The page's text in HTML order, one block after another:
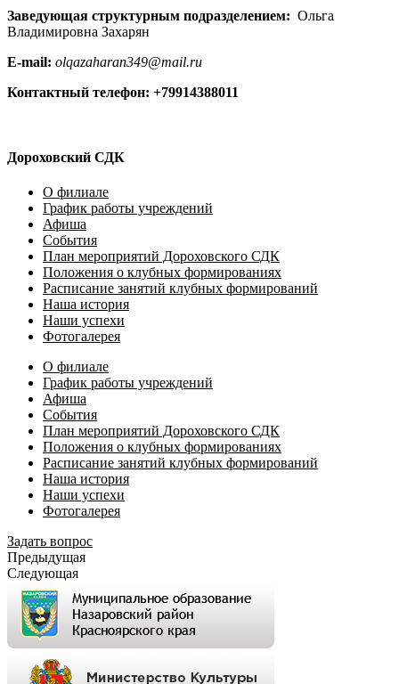
Заведующая структурным подразделением: Ольга
Владимировна Захарян
E-mail: olqazaharan349@mail.ru
Контактный телефон: +79914388011
Дороховский СДК
О филиале
График работы учреждений
Афиша
События
План мероприятий Дороховского СДК
Положения о клубных формированиях
Расписание занятий клубных формирований
Наша история
Наши успехи
Фотогалерея
О филиале
График работы учреждений
Афиша
События
План мероприятий Дороховского СДК
Положения о клубных формированиях
Расписание занятий клубных формирований
Наша история
Наши успехи
Фотогалерея
Задать вопрос
Предыдущая
Следующая